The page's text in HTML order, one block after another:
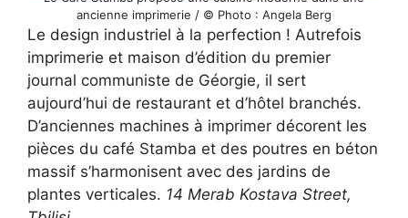
ancienne imprimerie / © Photo : Angela Berg
Le design industriel à la perfection ! Autrefois
imprimerie et maison d’édition du premier
journal communiste de Géorgie, il sert
aujourd’hui de restaurant et d’hôtel branchés.
D’anciennes machines à imprimer décorent les
pièces du café Stamba et des poutres en béton
massif s’harmonisent avec des jardins de
plantes verticales. 14 Merab Kostava Street,